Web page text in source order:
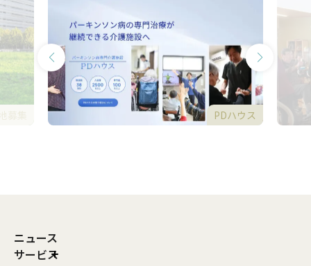
PDハウス
ニュース
サービス